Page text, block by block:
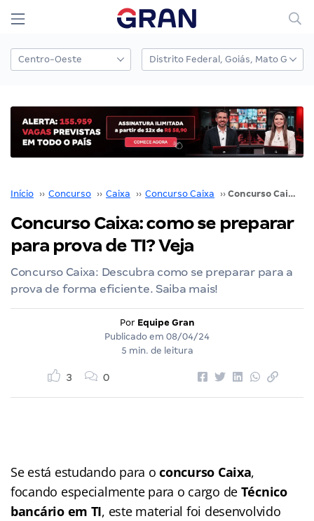
Início ›› Concurso ›› Caixa ›› Concurso Caixa ›› Concurso Caixa: como se preparar para prova de TI? Veja
Concurso Caixa: como se preparar
para prova de TI? Veja
Concurso Caixa: Descubra como se preparar para a
prova de forma eficiente. Saiba mais!
Por Equipe Gran
Publicado em 08/04/24
5 min. de leitura
3 0
Se está estudando para oconcurso Caixa,
focando especialmente para o cargo de Técnico
bancário em TI, este material foi desenvolvido